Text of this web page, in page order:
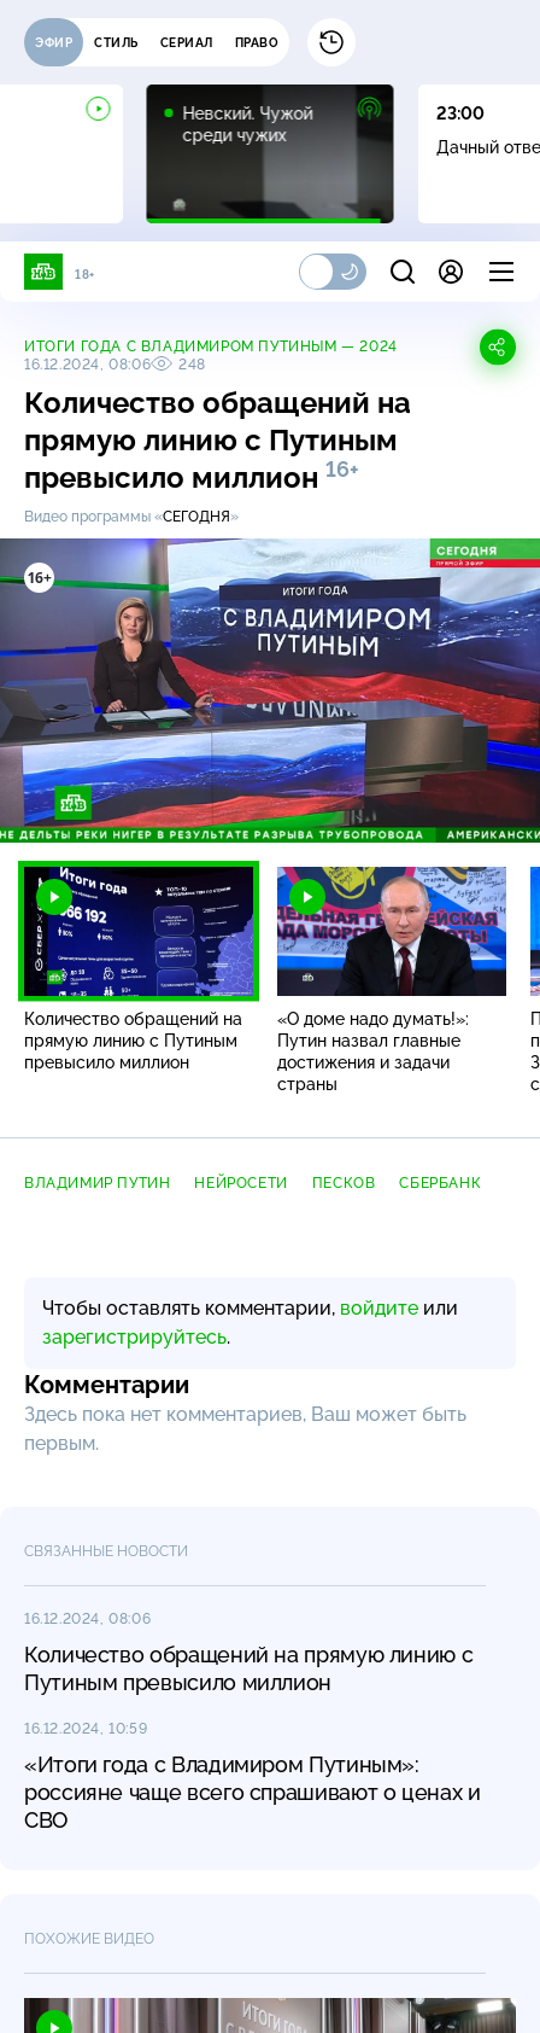
ЭФИР СТИЛЬ СЕРИАЛ ПРАВО
Невский. Чужой
среди чужих
16+
23:00
Дачный
18+
ИТОГИ ГОДА С ВЛАДИМИРОМ ПУТИНЫМ — 2024
16.12.2024, 08:06
248
Количество обращений на
прямую линию с Путиным
превысило миллион 16+
Видео программы «СЕГОДНЯ»
/
Загрузка:
100.00%
Количество обращений на
прямую линию с Путиным
превысило миллион
«О доме надо думать!»:
Путин назвал главные
достижения и задачи
страны
ВЛАДИМИР ПУТИН НЕЙРОСЕТИ ПЕСКОВ СБЕРБАНК
Чтобы оставлять комментарии, войдите или
зарегистрируйтесь.
Комментарии
Здесь пока нет комментариев, Ваш может быть
первым.
СВЯЗАННЫЕ НОВОСТИ
16.12.2024, 08:06
Количество обращений на прямую линию с
Путиным превысило миллион
16.12.2024, 10:59
«Итоги года с Владимиром Путиным»:
россияне чаще всего спрашивают о ценах и
СВО
ПОХОЖИЕ ВИДЕО